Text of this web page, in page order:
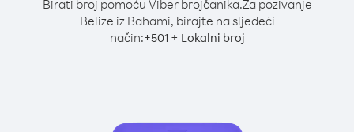
Birati broj pomoću Viber brojčanika.Za pozivanje
Belize iz Bahami, birajte na sljedeći
način:+501+ Lokalni broj